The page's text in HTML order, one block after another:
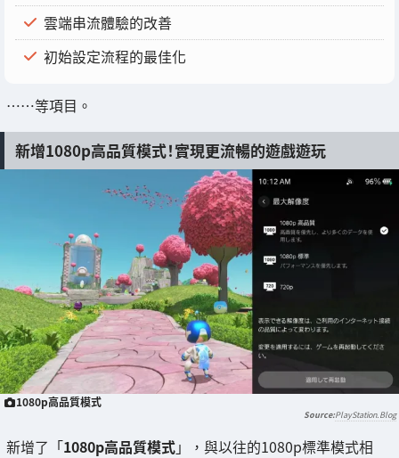
雲端串流體驗的改善
初始設定流程的最佳化
……等項目。
新增1080p高品質模式！實現更流暢的遊戲遊玩
1080p高品質模式
PlayStation.Blog
新增了「1080p高品質模式」，與以往的1080p標準模式相